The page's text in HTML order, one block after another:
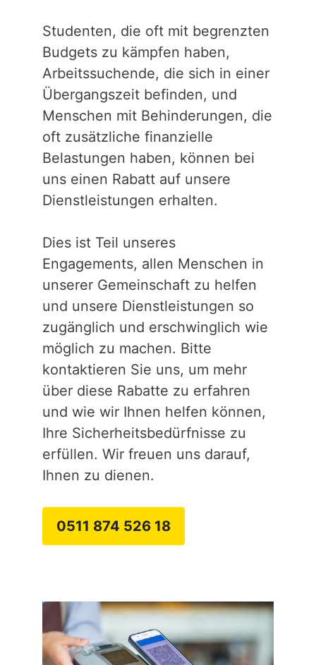
Studenten, die oft mit begrenzten
Budgets zu kämpfen haben,
Arbeitssuchende, die sich in einer
Übergangszeit befinden, und
Menschen mit Behinderungen, die
oft zusätzliche finanzielle
Belastungen haben, können bei
uns einen Rabatt auf unsere
Dienstleistungen erhalten.
Dies ist Teil unseres
Engagements, allen Menschen in
unserer Gemeinschaft zu helfen
und unsere Dienstleistungen so
zugänglich und erschwinglich wie
möglich zu machen. Bitte
kontaktieren Sie uns, um mehr
über diese Rabatte zu erfahren
und wie wir Ihnen helfen können,
Ihre Sicherheitsbedürfnisse zu
erfüllen. Wir freuen uns darauf,
Ihnen zu dienen.
0511 874 526 18